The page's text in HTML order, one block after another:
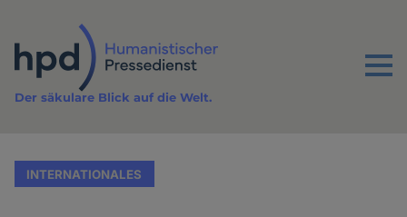
Inhalt
Menu
Der säkulare Blick auf die Welt.
INTERNATIONALES